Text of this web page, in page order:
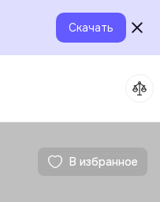
Скачать
В избранное